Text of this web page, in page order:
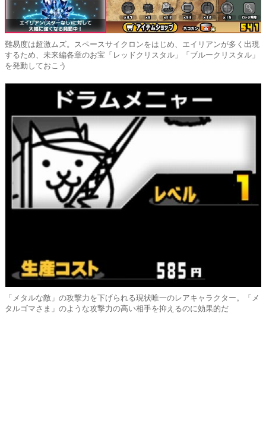
難易度は超激ムズ。スペースサイクロンをはじめ、エイリアンが多く出現
するため、未来編各章のお宝「レッドクリスタル」「ブルークリスタル」
を発動しておこう
「メタルな敵」の攻撃力を下げられる現状唯一のレアキャラクター。「メ
タルゴマさま」のような攻撃力の高い相手を抑えるのに効果的だ